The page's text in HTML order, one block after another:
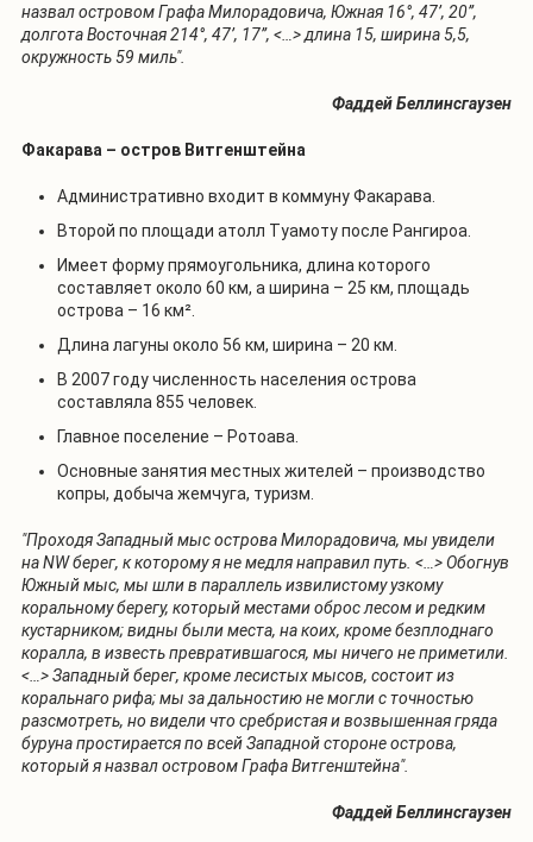
назвал островом Графа Милорадовича, Южная 16°, 47’, 20”,
долгота Восточная 214°, 47’, 17”, <…> длина 15, ширина 5,5,
окружность 59 миль".
Фаддей Беллинсгаузен
Факарава – остров Витгенштейна
Административно входит в коммуну Факарава.
Второй по площади атолл Туамоту после Рангироа.
Имеет форму прямоугольника, длина которого
составляет около 60 км, а ширина – 25 км, площадь
острова – 16 км².
Длина лагуны около 56 км, ширина – 20 км.
В 2007 году численность населения острова
составляла 855 человек.
Главное поселение – Ротоава.
Основные занятия местных жителей – производство
копры, добыча жемчуга, туризм.
"Проходя Западный мыс острова Милорадовича, мы увидели
на NW берег, к которому я не медля направил путь. <…> Обогнув
Южный мыс, мы шли в параллель извилистому узкому
коральному берегу, который местами оброс лесом и редким
кустарником; видны были места, на коих, кроме безплоднаго
коралла, в известь превратившагося, мы ничего не приметили.
<…> Западный берег, кроме лесистых мысов, состоит из
коральнаго рифа; мы за дальностию не могли с точностью
разсмотреть, но видели что сребристая и возвышенная гряда
буруна простирается по всей Западной стороне острова,
который я назвал островом Графа Витгенштейна".
Фаддей Беллинсгаузен